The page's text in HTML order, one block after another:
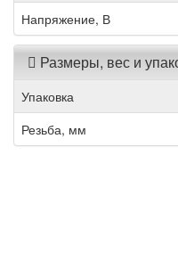
Напряжение, В
Размеры, вес и
Упаковка
Резьба, мм